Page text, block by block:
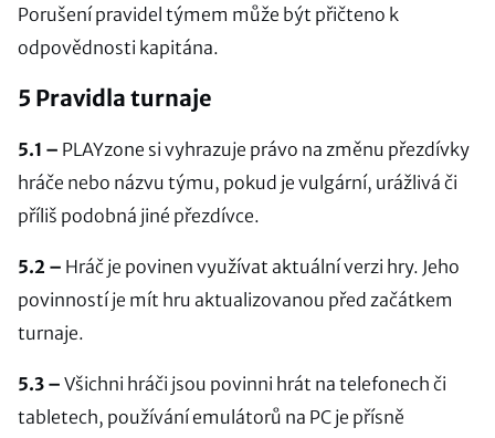
Porušení pravidel týmem může být přičteno k
odpovědnosti kapitána.
5 Pravidla turnaje
5.1 – PLAYzone si vyhrazuje právo na změnu přezdívky
hráče nebo názvu týmu, pokud je vulgární, urážlivá či
příliš podobná jiné přezdívce.
5.2 – Hráč je povinen využívat aktuální verzi hry. Jeho
povinností je mít hru aktualizovanou před začátkem
turnaje.
5.3 – Všichni hráči jsou povinni hrát na telefonech či
tabletech, používání emulátorů na PC je přísně